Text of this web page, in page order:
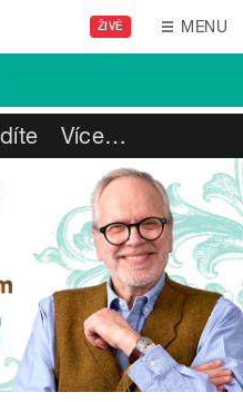
ŽIVĚ MENU
Více…